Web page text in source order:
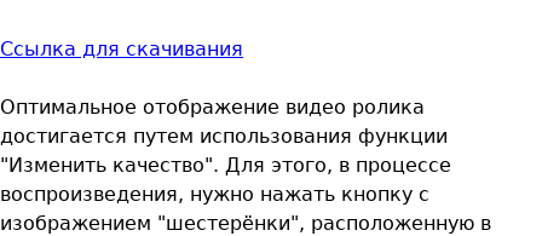
Ссылка для скачивания
Оптимальное отображение видео ролика
достигается путем использования функции
"Изменить качество". Для этого, в процессе
воспроизведения, нужно нажать кнопку с
изображением "шестерёнки", расположенную в